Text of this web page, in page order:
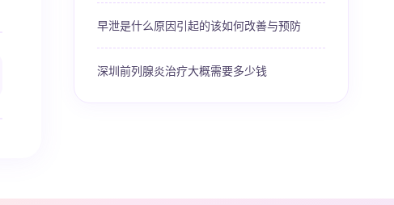
早泄是什么原因引起的该如何改善与预防
深圳前列腺炎治疗大概需要多少钱